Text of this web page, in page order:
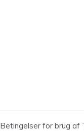
Betingelser for brug af